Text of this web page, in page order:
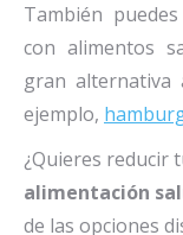
También
con alimentos
gran
ejemplo,
¿Quieres reducir
alimentación
de las opciones